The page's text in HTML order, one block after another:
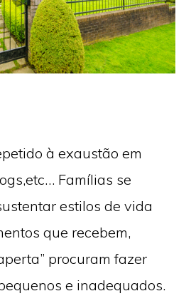
à exaustão em
Famílias se
estilos de vida
que recebem,
procuram fazer
e inadequados.